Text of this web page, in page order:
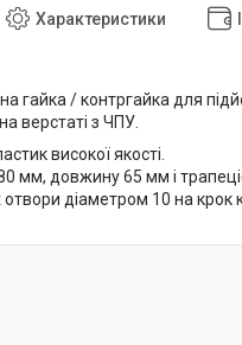
Характеристики
гайка / контргайка для
верстаті з ЧПУ.
високої якості.
мм, довжину 65 мм і
отвори діаметром 10 на крок